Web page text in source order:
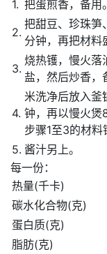
1. 把蛋煎香，备用。
2.
把甜豆、珍珠笋
分钟，再把材料
3.
烧热镬，慢火落
盐，然后炒香，
4.
米洗净后放入釜
钟，再以慢火煲
步骤1至3的材料
5. 酱汁另上。
每一份：
热量(千卡)
碳水化合物(克)
蛋白质(克)
脂肪(克)